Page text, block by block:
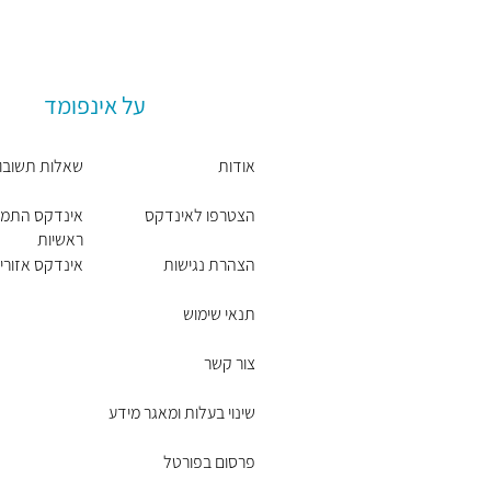
על אינפומד
אודות
הצטרפו לאינדקס
הצהרת נגישות
תנאי שימוש
צור קשר
שינוי בעלות ומאגר מידע
פרסום בפורטל
שאלות
אינדקס
ראשיות
אינדקס